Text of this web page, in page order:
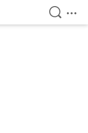
Open